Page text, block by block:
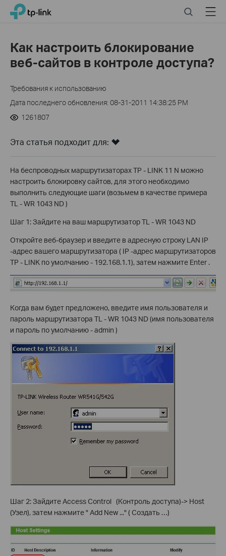
Click
navigation
TP-Link, Reliably Smart SearchMenu
Как настроить блокирование
веб-сайтов в контроле доступа?
Требования к использованию
Дата последнего обновления: 08-31-2011 14:38:25 PM
1261807
Эта статья подходит для:
На беспроводных маршрутизаторах TP - LINK 11 N можно
настроить блокировку сайтов, для этого необходимо
выполнить следующие шаги (возьмем в качестве примера
TL - WR 1043 ND )
Шаг 1: Зайдите на ваш маршрутизатор TL - WR 1043 ND
Откройте веб-браузер и введите в адресную строку LAN IP
-адрес вашего маршрутизатора ( IP -адрес маршрутизаторов
TP - LINK по умолчанию - 192.168.1.1), затем нажмите Enter .
Когда вам будет предложено, введите имя пользователя и
пароль маршрутизатора TL - WR 1043 ND (имя пользователя
и пароль по умолчанию - admin )
Шаг 2: Зайдите Access Control (Контроль доступа)-> Host
(Узел), затем нажмите " Add New ..." ( Создать …)